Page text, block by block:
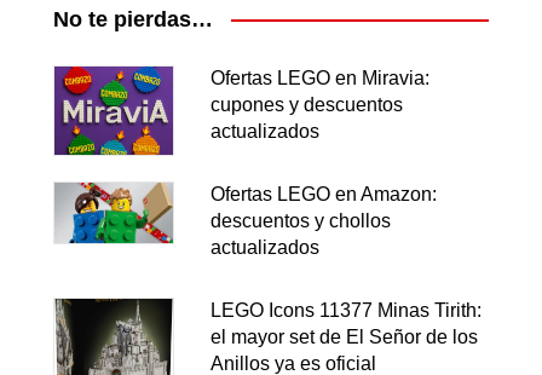
No te pierdas…
Ofertas LEGO en Miravia:
cupones y descuentos
actualizados
Ofertas LEGO en Amazon:
descuentos y chollos
actualizados
LEGO Icons 11377 Minas Tirith:
el mayor set de El Señor de los
Anillos ya es oficial